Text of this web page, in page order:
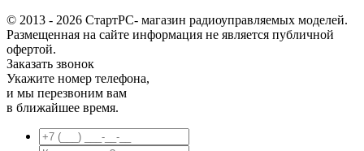
© 2013 - 2026 СтартРС- магазин радиоуправляемых моделей.
Размещенная на сайте информация не является публичной
офертой.
Заказать звонок
Укажите номер телефона,
и мы перезвоним вам
в ближайшее время.